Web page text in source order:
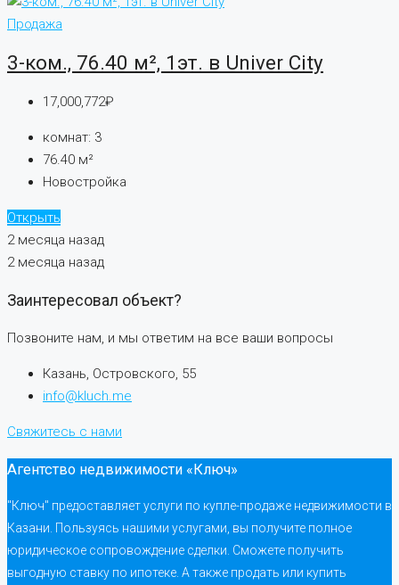
Продажа
3-ком., 76.40 м², 1эт. в Univer City
17,000,772₽
комнат: 3
76.40 м²
Новостройка
Открыть
2 месяца назад
2 месяца назад
Заинтересовал объект?
Позвоните нам, и мы ответим на все ваши вопросы
Казань, Островского, 55
info@kluch.me
Свяжитесь с нами
Агентство недвижимости «Ключ»
"Ключ" предоставляет услуги по купле-продаже недвижимости в
Казани. Пользуясь нашими услугами, вы получите полное
юридическое сопровождение сделки. Сможете получить
выгодную ставку по ипотеке. А также продать или купить